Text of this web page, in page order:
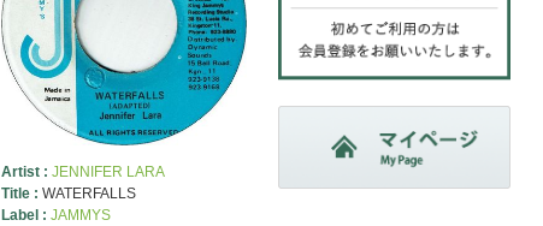
Artist : JENNIFER LARA
Title : WATERFALLS
Label : JAMMYS